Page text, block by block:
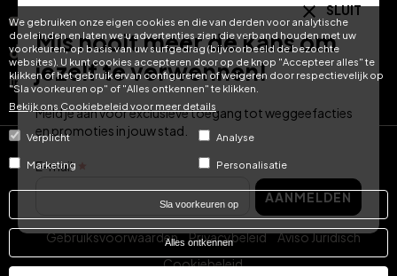
We gebruiken onze eigen cookies en die van derden voor analytische
doeleinden en laten we u advertenties zien die verband houden met uw
voorkeuren, op basis van uw surfgedrag (bijvoorbeeld de bezochte
websites). U kunt cookies accepteren door op de knop "Accepteer alles" te
klikken of het gebruik ervan configureren of weigeren door respectievelijk op
"Sla voorkeuren op" of "Alles ontkennen" te klikken.
Bekijk ons ​​Cookiebeleid voor meer details
Verplicht Analyse
Marketing Personalisatie
Sla voorkeuren op
Alles ontkennen
YouTube
TikTok
LinkedIn
NL
© Hotel Treats 2026
Tel: +34 871 51 00 40 (9:00 - 19:00 CEST)
Gebruiksvoorwaarden Privacybeleid
Aviso Juridisch
Cookiebeleid
SLUIT
Mis nooit meer de kans om
jezelf te verwennen!
Meld je aan voor exclusieve toegang tot weggeefacties
en promoties in jouw stad.
E-mail
AANMELDEN